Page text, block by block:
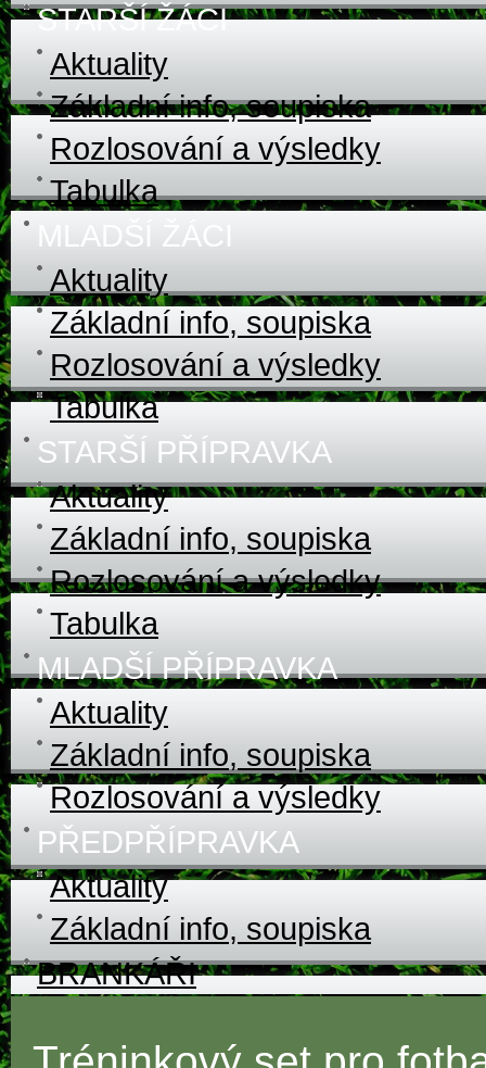
STARŠÍ ŽÁCI
Aktuality
Základní info, soupiska
Rozlosování a výsledky
Tabulka
MLADŠÍ ŽÁCI
Aktuality
Základní info, soupiska
Rozlosování a výsledky
Tabulka
STARŠÍ PŘÍPRAVKA
Aktuality
Základní info, soupiska
Rozlosování a výsledky
Tabulka
MLADŠÍ PŘÍPRAVKA
Aktuality
Základní info, soupiska
Rozlosování a výsledky
PŘEDPŘÍPRAVKA
Aktuality
Základní info, soupiska
BRANKÁŘI